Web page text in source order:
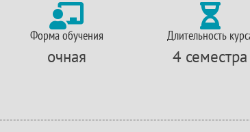

Форма обучения
очная

Длительность
4 семестра